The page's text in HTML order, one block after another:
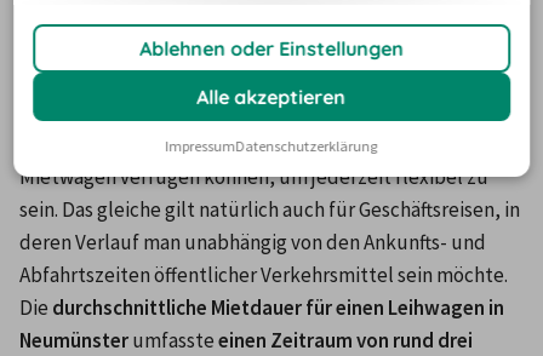
Meist benötigt man einen Mietwagen für einen längeren
Zeitraum als nur für einen einzigen Tag. Besonders
anlässlich des Sommerurlaubs oder eines längeren
Verwandtenbesuchs wird man gerne ständig über einen
Mietwagen verfügen können, um jederzeit flexibel zu
sein. Das gleiche gilt natürlich auch für Geschäftsreisen, in
deren Verlauf man unabhängig von den Ankunfts- und
Abfahrtszeiten öffentlicher Verkehrsmittel sein möchte.
Die durchschnittliche Mietdauer für einen Leihwagen in
Neumünster umfasste einen Zeitraum von rund drei
Ablehnen oder Einstellungen
Alle akzeptieren
ImpressumDatenschutzerklärung